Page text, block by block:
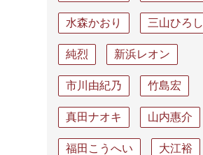
水森かおり 三山ひろし
純烈 新浜レオン
市川由紀乃 竹島宏
真田ナオキ 山内惠介
福田こうへい 大江裕